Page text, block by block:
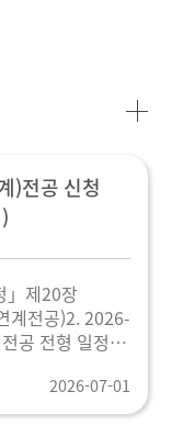
)전공 신청
」제20장
계전공)2. 2026-
공 전형 일정을
2026-07-01